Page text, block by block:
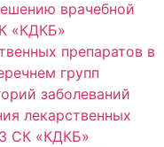
врачебной
«КДКБ»
препаратов в
групп
заболеваний
лекарственных
СК «КДКБ»